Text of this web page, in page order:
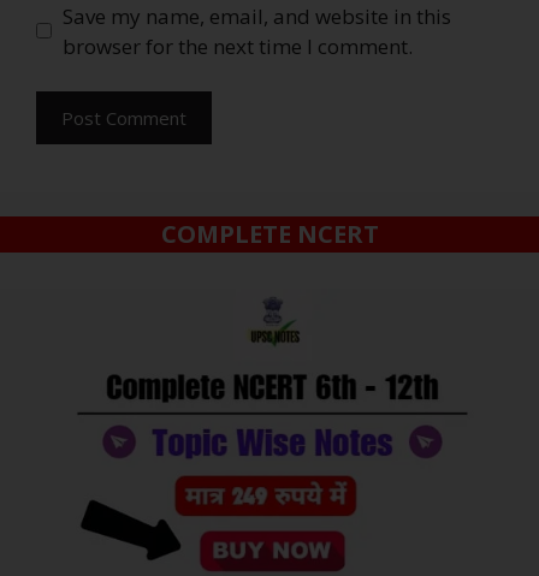
Save my name, email, and website in this
browser for the next time I comment.
COMPLETE NCERT